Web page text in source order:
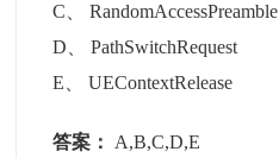
C 、RandomAccessPreamble
D 、PathSwitchRequest
E 、UEContextRelease
答案： A,B,C,D,E